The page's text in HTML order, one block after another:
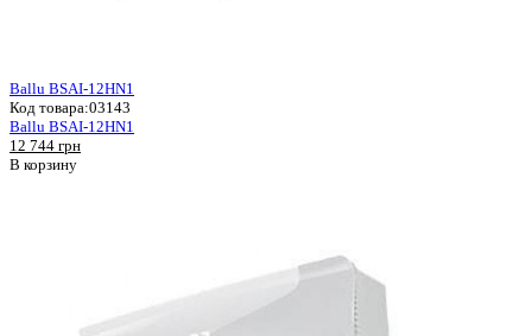
Ballu BSAI-12HN1
Код товара:03143
Ballu BSAI-12HN1
12 744 грн
В корзину